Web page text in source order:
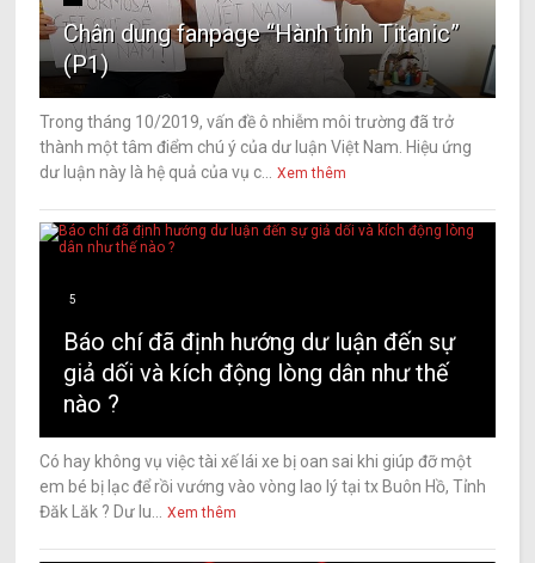
Chân dung fanpage “Hành tinh Titanic”
(P1)
Trong tháng 10/2019, vấn đề ô nhiễm môi trường đã trở
thành một tâm điểm chú ý của dư luận Việt Nam. Hiệu ứng
dư luận này là hệ quả của vụ c... Xem thêm
5
Báo chí đã định hướng dư luận đến sự
giả dối và kích động lòng dân như thế
nào ?
Có hay không vụ việc tài xế lái xe bị oan sai khi giúp đỡ một
em bé bị lạc để rồi vướng vào vòng lao lý tại tx Buôn Hồ, Tỉnh
Đăk Lăk ? Dư lu... Xem thêm